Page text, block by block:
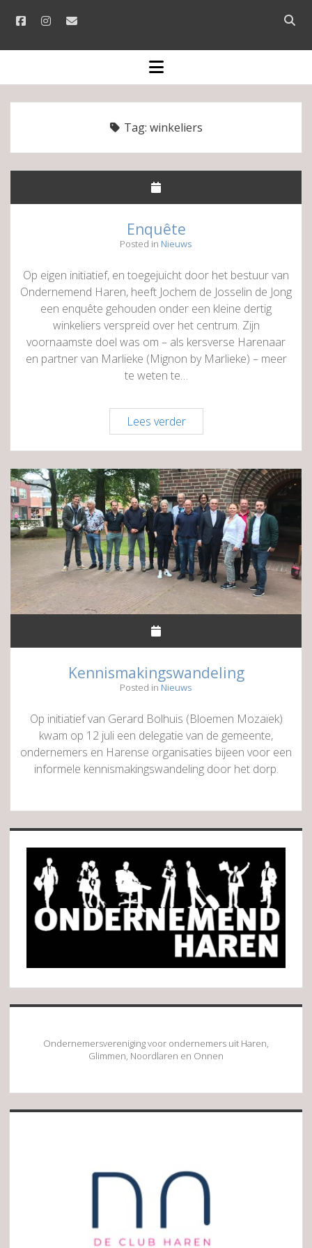
facebookinstagram
email
Open
bar
open
menu
Tag: winkeliers
Enquête
Posted in Nieuws
Op eigen initiatief, en toegejuicht door het bestuur van
Ondernemend Haren, heeft Jochem de Josselin de Jong
een enquête gehouden onder een kleine dertig
winkeliers verspreid over het centrum. Zijn
voornaamste doel was om – als kersverse Harenaar
en partner van Marlieke (Mignon by Marlieke) – meer
te weten te…
Lees verderEnquête
Kennismakingswandeling
Posted in Nieuws
Op initiatief van Gerard Bolhuis (Bloemen Mozaïek)
kwam op 12 juli een delegatie van de gemeente,
ondernemers en Harense organisaties bijeen voor een
informele kennismakingswandeling door het dorp.
Sidebar
Ondernemersvereniging voor ondernemers uit Haren,
Glimmen, Noordlaren en Onnen